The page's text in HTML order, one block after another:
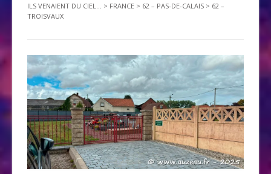
ILS VENAIENT DU CIEL... > FRANCE > 62 – PAS-DE-CALAIS > 62 –
TROISVAUX